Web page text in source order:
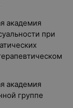
академия
при
академия
группе